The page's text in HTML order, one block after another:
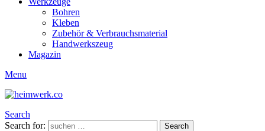
Bohren
Kleben
Zubehör & Verbrauchsmaterial
Handwerkszeug
Magazin
Menu
Search
Search for:
Search